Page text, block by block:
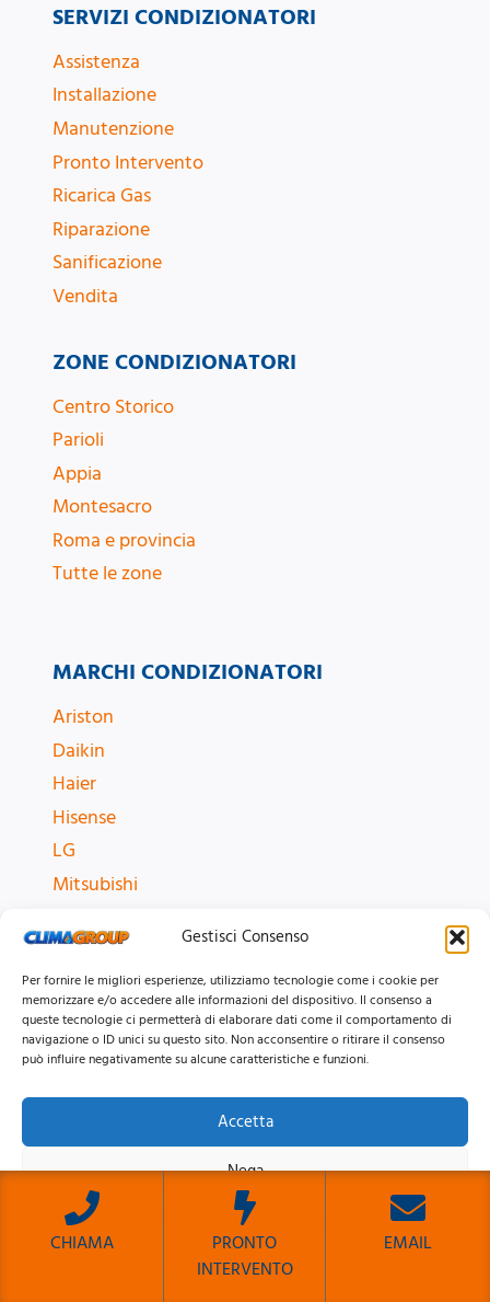
Gestisci Consenso
Per fornire le migliori esperienze, utilizziamo tecnologie come i cookie per
memorizzare e/o accedere alle informazioni del dispositivo. Il consenso a
queste tecnologie ci permetterà di elaborare dati come il comportamento di
navigazione o ID unici su questo sito. Non acconsentire o ritirare il consenso
può influire negativamente su alcune caratteristiche e funzioni.
Accetta
Nega
Visualizza le preferenze
Cookie PolicyPrivacy Policy
ZONE CONDIZIONATORI
Centro Storico
Parioli
Appia
Montesacro
Roma e provincia
Tutte le zone
SERVIZI CONDIZIONATORI
Assistenza
Installazione
Manutenzione
Pronto Intervento
Ricarica Gas
Riparazione
Sanificazione
Vendita
CONTATTI
📞06 6622151
climagroup@libero.it
📍Via dei Gozzadini 44, Roma
MARCHI CONDIZIONATORI
Ariston
Daikin
Haier
Hisense
LG
Mitsubishi
Tutti i Marchi
CHIAMA
PRONTO
INTERVENTO
EMAIL